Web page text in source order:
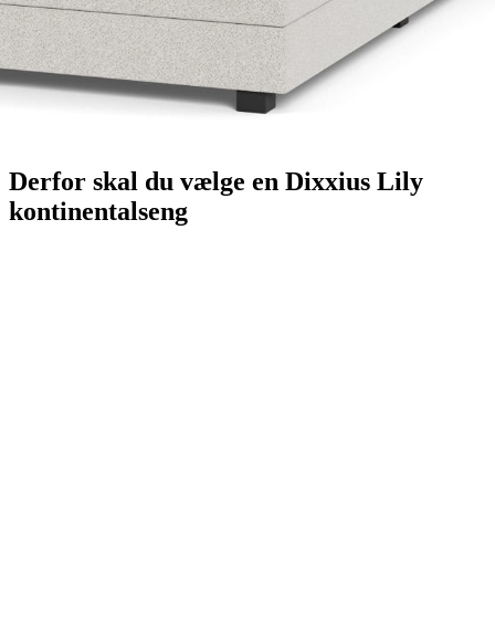
I tvivl om noget
Læs mere
Tilføj til Ønskeskyen
Derfor skal du vælge en Dixxius Lily
kontinentalseng